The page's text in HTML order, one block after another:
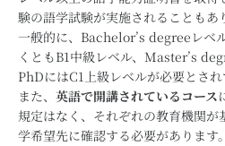
験の語学試験が実施されることもあ
一般的に、Bachelor’s degreeレベ
くともB1中級レベル、Master’s
PhDにはC1上級レベルが必要とされ
また、 英語で開講されているコース
規定はなく、それぞれの教育機関が
学希望先に確認する必要があります。